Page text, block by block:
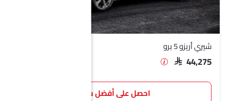
شيري أريزو 5 برو
SAR 44,275
احصل على أفضل سعر